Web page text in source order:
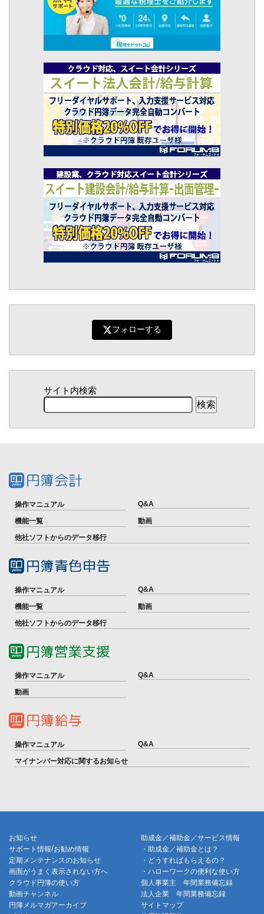
フォローする
サイト内検索
操作マニュアル Q&A
機能一覧
動画
他社ソフトからのデータ移行
操作マニュアル Q&A
機能一覧
動画
他社ソフトからのデータ移行
操作マニュアル Q&A
動画
操作マニュアル Q&A
マイナンバー対応に関するお知らせ
お知らせ
サポート情報/お勧め情報
定期メンテナンスのお知らせ
画面がうまく表示されない方へ
クラウド円簿の使い方
動画チャンネル
円簿メルマガアーカイブ
助成金／補助金／サービス情報
・助成金／補助金とは？
・どうすればもらえるの？
・ハローワークの便利な使い方
個人事業主 年間業務備忘録
法人企業 年間業務備忘録
サイトマップ